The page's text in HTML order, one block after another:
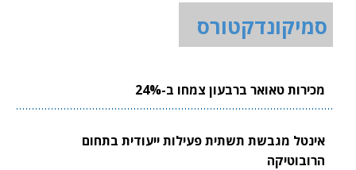
סמיקונדקטורס
מכירות טאואר ברבעון צמחו ב-24%
אינטל מגבשת תשתית פעילות ייעודית בתחום
הרובוטיקה